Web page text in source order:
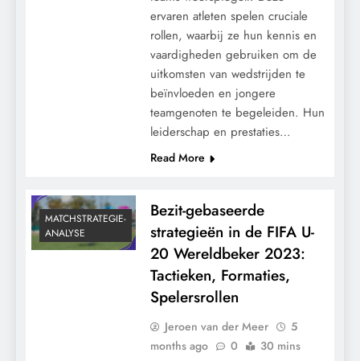
ervaren atleten spelen cruciale
rollen, waarbij ze hun kennis en
vaardigheden gebruiken om de
uitkomsten van wedstrijden te
beïnvloeden en jongere
teamgenoten te begeleiden. Hun
leiderschap en prestaties…
Read More
MATCHSTRATEGIE-
ANALYSE
Bezit-gebaseerde
strategieën in de FIFA U-
20 Wereldbeker 2023:
Tactieken, Formaties,
Spelersrollen
Jeroen van der Meer
5
months ago
0 30 mins